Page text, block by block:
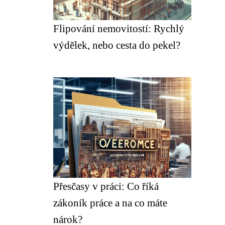
Flipování nemovitostí: Rychlý
výdělek, nebo cesta do pekel?
Přesčasy v práci: Co říká
zákoník práce a na co máte
nárok?